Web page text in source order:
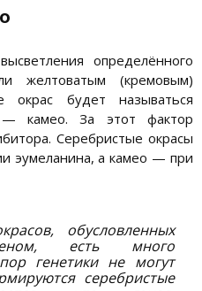
определённого
желтоватым (кремовым)
будет называться
камео. За этот фактор
Серебристые окрасы
эумеланина, а камео — при
обусловленных
есть много
генетики не могут
серебристые